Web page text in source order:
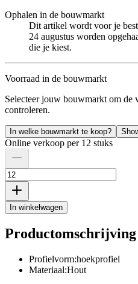
Ophalen in de bouwmarkt
Dit artikel wordt voor je
24 augustus worden
die je kiest.
Voorraad in de bouwmarkt
Selecteer jouw bouwmarkt om de
controleren.
In welke bouwmarkt te koop?
Online verkoop per 12 stuks
In winkelwagen
Productomschrijving
Profielvorm:hoekprofiel
Materiaal:Hout